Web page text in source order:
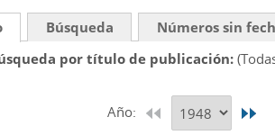
Búsqueda
Números sin
por título de publicación
Año: